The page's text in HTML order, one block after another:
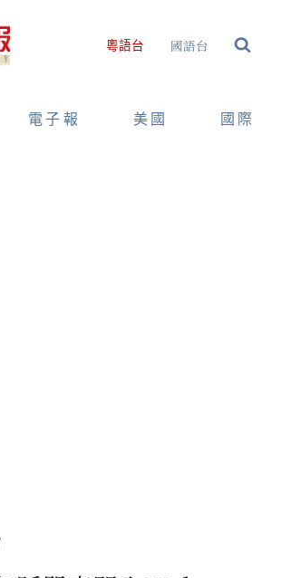
粵語台 國語台
電子報 美國 國際